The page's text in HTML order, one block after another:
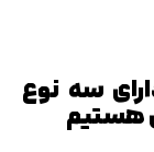
سه نوع
هستیم